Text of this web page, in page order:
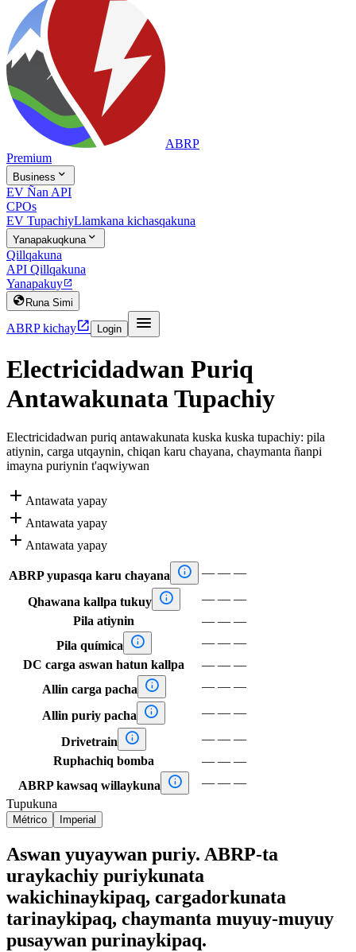
ABRP
Premium
Business 
EV Ñan API
CPOs
EV TupachiyLlamkana kichasqakuna
Yanapakuqkuna 
Qillqakuna
API Qillqakuna
Yanapakuy
 Runa Simi
ABRP kichay Login 
Electricidadwan Puriq
Antawakunata Tupachiy
Electricidadwan puriq antawakunata kuska kuska tupachiy: pila
atiynin, carga utqaynin, chiqan karu chayana, chaymanta ñanpi
imayna puriynin t'aqwiywan
 Antawata yapay
 Antawata yapay
 Antawata yapay
ABRP yupasqa karu chayana  — — —
Qhawana kallpa tukuy  — — —
Pila atiynin
— — —
Pila química
 — — —
DC carga aswan hatun kallpa
— — —
Allin carga pacha
 — — —
Allin puriy pacha  — — —
Drivetrain  — — —
Ruphachiq bomba
— — —
ABRP kawsaq willaykuna
 — — —
Tupukuna
Métrico Imperial
Aswan yuyaywan puriy. ABRP-ta
uraykachiy puriykunata
wakichinaykipaq, cargadorkunata
tarinaykipaq, chaymanta muyuy-muyuy
pusaywan purinaykipaq.